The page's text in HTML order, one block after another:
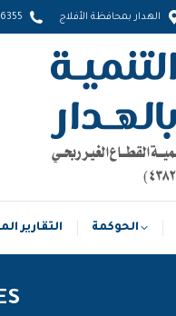
الهدار بمحافظة الأفلاج
الحوكمة التقارير
الحوكمة